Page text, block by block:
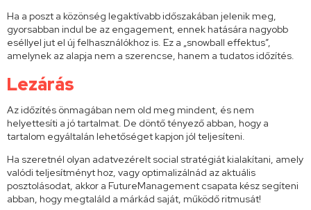
Ha a poszt a közönség legaktívabb időszakában jelenik meg,
gyorsabban indul be az engagement, ennek hatására nagyobb
eséllyel jut el új felhasználókhoz is. Ez a „snowball effektus”,
amelynek az alapja nem a szerencse, hanem a tudatos időzítés.
Lezárás
Az időzítés önmagában nem old meg mindent, és nem
helyettesíti a jó tartalmat. De döntő tényező abban, hogy a
tartalom egyáltalán lehetőséget kapjon jól teljesíteni.
Ha szeretnél olyan adatvezérelt social stratégiát kialakítani, amely
valódi teljesítményt hoz, vagy optimalizálnád az aktuális
posztolásodat, akkor a FutureManagement csapata kész segíteni
abban, hogy megtaláld a márkád saját, működő ritmusát!